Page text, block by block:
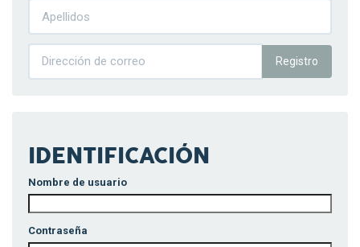
Registro
IDENTIFICACIÓN
Nombre de usuario
Contraseña